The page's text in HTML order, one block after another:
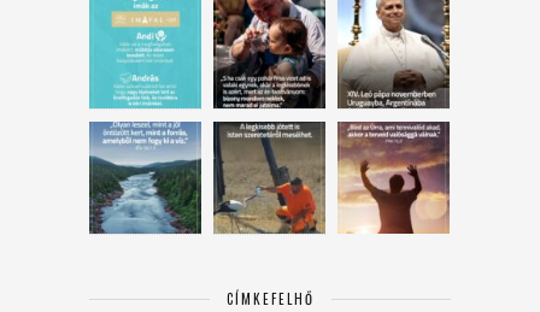
CÍMKEFELHŐ